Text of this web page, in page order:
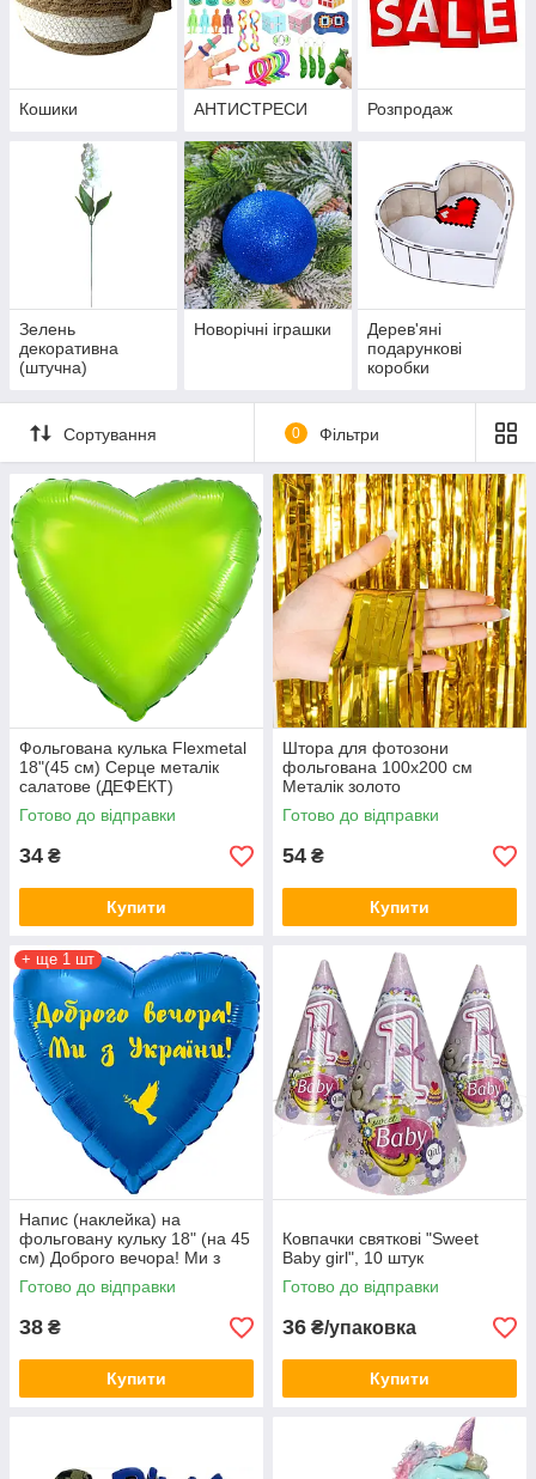
Кошики АНТИСТРЕСИ Розпродаж
Зелень
декоративна
(штучна)
Новорічні іграшки
Дерев'яні
подарункові
коробки
Сортування 0 Фільтри
Фольгована кулька Flexmetal
18"(45 см) Серце металік
салатове (ДЕФЕКТ)
Готово до відправки
34 ₴
Купити
Штора для фотозони
фольгована 100х200 см
Металік золото
Готово до відправки
54 ₴
Купити
+ ще 1 шт
Напис (наклейка) на
фольговану кульку 18" (на 45
см) Доброго вечора! Ми з
України! (будь-який колір)
Готово до відправки
38 ₴
Купити
Ковпачки святкові "Sweet
Baby girl", 10 штук
Готово до відправки
36 ₴/упаковка
Купити